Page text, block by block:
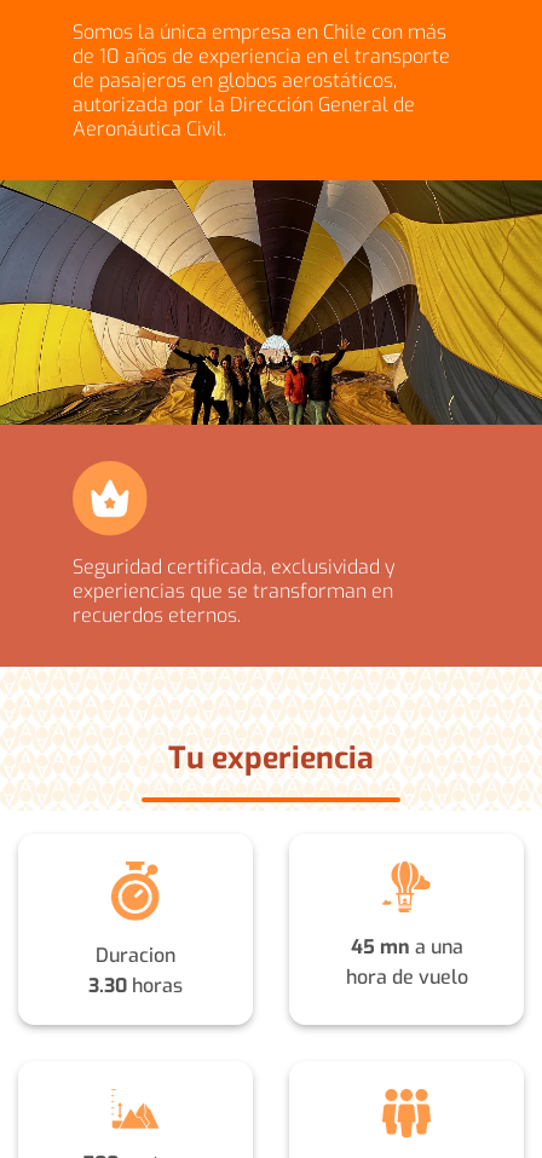
Somos la única empresa en Chile con más
de 10 años de experiencia en el transporte
de pasajeros en globos aerostáticos,
autorizada por la Dirección General de
Aeronáutica Civil.
Seguridad certificada, exclusividad y
experiencias que se transforman en
recuerdos eternos.
Tuexperiencia
Duracion
3.30 horas
45 mn a una
hora de vuelo